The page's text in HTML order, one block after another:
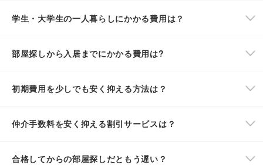
学生・大学生の一人暮らしにかかる費用は？
部屋探しから入居までにかかる費用は?
初期費用を少しでも安く抑える方法は？
仲介手数料を安く抑える割引サービスは？
合格してからの部屋探しだともう遅い？